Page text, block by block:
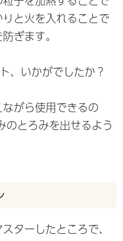
と火を入れることで
ぎます。
、いかがでしたか？
がら使用できるの
のとろみを出せるよう
ターしたところで、